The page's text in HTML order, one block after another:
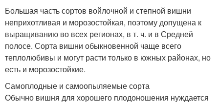
Большая часть сортов войлочной и степной вишни
неприхотливая и морозостойкая, поэтому допущена к
выращиванию во всех регионах, в т. ч. и в Средней
полосе. Сорта вишни обыкновенной чаще всего
теплолюбивы и могут расти только в южных районах, но
есть и морозостойкие.
Самоплодные и самоопыляемые сорта
Обычно вишня для хорошего плодоношения нуждается